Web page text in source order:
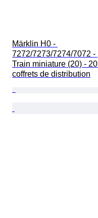
Märklin H0 -
7272/7273/7274/7072 -
Train miniature (20) - 20
coffrets de distribution